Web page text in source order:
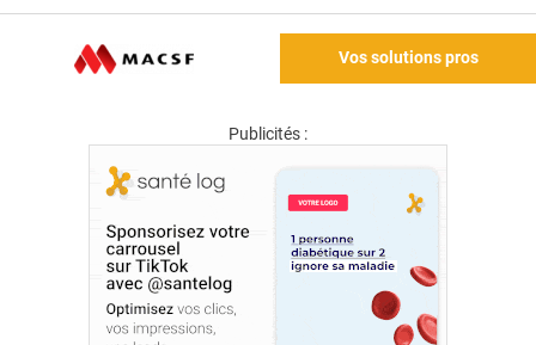
Vos solutions pros
Publicités :